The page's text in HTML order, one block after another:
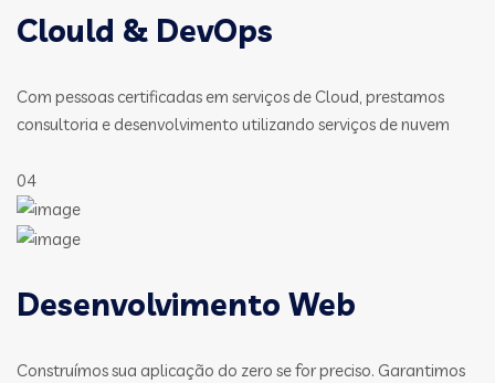
Clould & DevOps
Com pessoas certificadas em serviços de Cloud, prestamos
consultoria e desenvolvimento utilizando serviços de nuvem
04
Desenvolvimento Web
Construímos sua aplicação do zero se for preciso. Garantimos